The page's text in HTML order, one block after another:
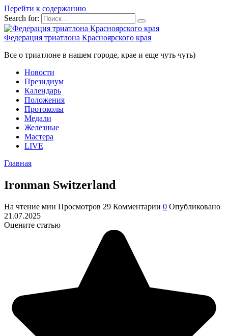
Перейти к содержанию
Search for:
Федерация триатлона Красноярского края
Все о триатлоне в нашем городе, крае и еще чуть чуть)
Новости
Президиум
Календарь
Положения
Протоколы
Медали
Железные
Мастера
LIVE
Главная
Ironman Switzerland
На чтение мин Просмотров 29 Комментарии 0 Опубликовано
21.07.2025
Оцените статью